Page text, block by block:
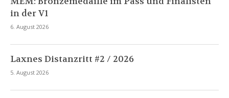
in der V1
6. August 2026
Laxnes Distanzritt #2 / 2026
5. August 2026